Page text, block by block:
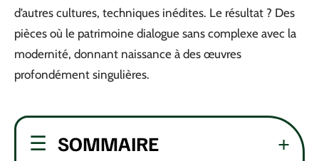
d’autres cultures, techniques inédites. Le résultat ? Des
pièces où le patrimoine dialogue sans complexe avec la
modernité, donnant naissance à des œuvres
profondément singulières.
SOMMAIRE